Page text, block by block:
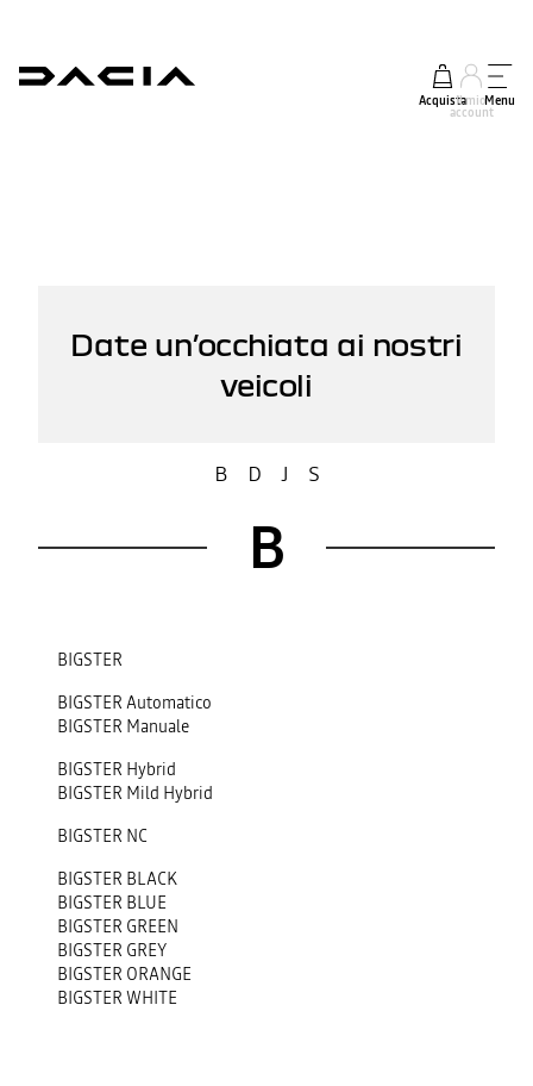
AcquistaIl mio
account
Menu
Date un’occhiata ai nostri
veicoli
B D J S
B
BIGSTER
BIGSTER Automatico
BIGSTER Manuale
BIGSTER Hybrid
BIGSTER Mild Hybrid
BIGSTER NC
BIGSTER BLACK
BIGSTER BLUE
BIGSTER GREEN
BIGSTER GREY
BIGSTER ORANGE
BIGSTER WHITE